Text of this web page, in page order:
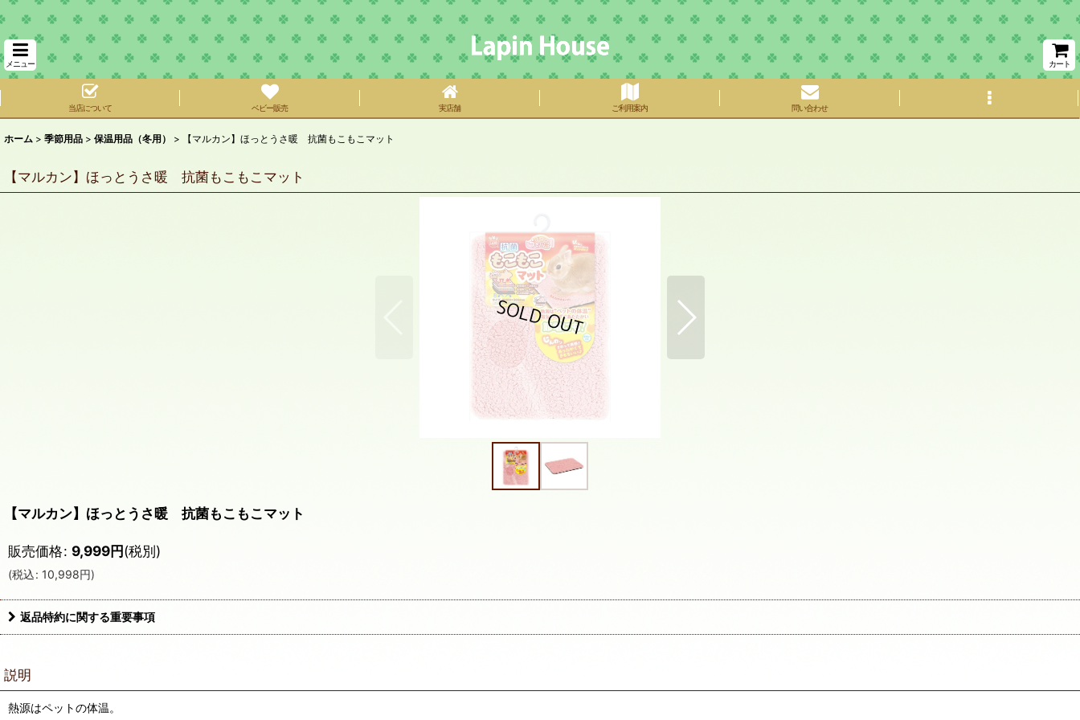
メニュー カート
当店について ベビー販売 実店舗 ご利用案内 問い合わせ
ホーム > 季節用品 > 保温用品（冬用） > 【マルカン】ほっとうさ暖 抗菌もこもこマット
【マルカン】ほっとうさ暖 抗菌もこもこマット
【マルカン】ほっとうさ暖 抗菌もこもこマット
販売価格: 9,999円(税別)
(税込: 10,998円)
返品特約に関する重要事項
説明
熱源はペットの体温。